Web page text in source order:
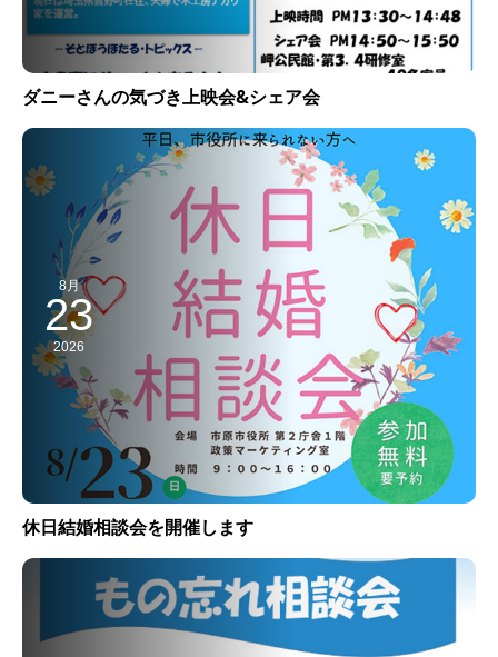
ダニーさんの気づき上映会&シェア会
8月
23
2026
休日結婚相談会を開催します